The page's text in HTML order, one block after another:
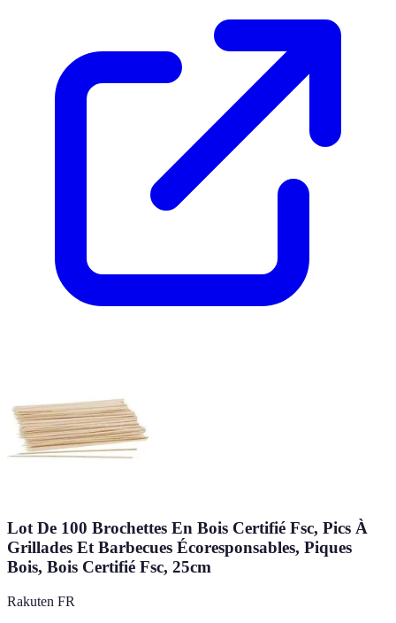
Lot De 100 Brochettes En Bois Certifié Fsc, Pics À
Grillades Et Barbecues Écoresponsables, Piques
Bois, Bois Certifié Fsc, 25cm
Rakuten FR